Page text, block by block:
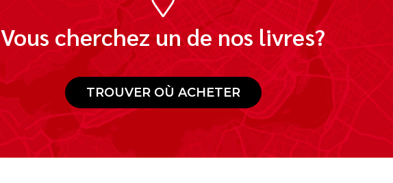
Vous cherchez un de nos livres?
TROUVER OÙ ACHETER